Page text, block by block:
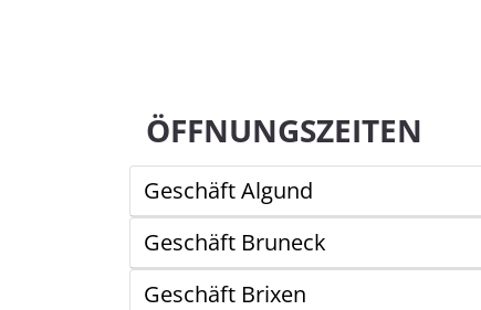
ÖFFNUNGSZEITEN
Geschäft Algund
Geschäft Bruneck
Geschäft Brixen